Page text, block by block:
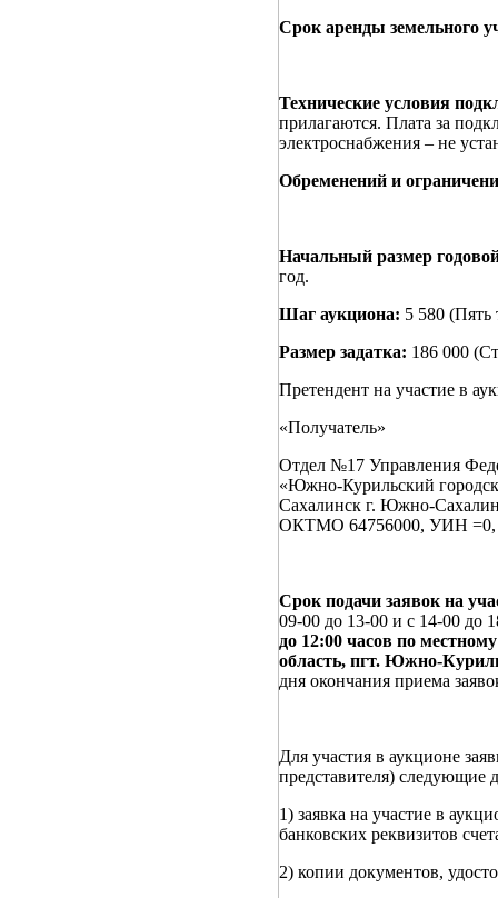
Срок аренды земельного
Технические условия
прилагаются. Плата за
электроснабжения – не
Обременений и
Начальный размер
год.
Шаг аукциона: 5 580 (Пять
Размер задатка: 186 000
Претендент на участие в
«Получатель»
Отдел №17 Управления
«Южно-Курильский
Сахалинск г. Южно-
ОКТМО 64756000, УИН
Срок подачи заявок на
09-00 до 13-00 и с 14-00 до
до 12:00 часов по
область, пгт. Южно-
дня окончания приема
Для участия в аукционе
представителя) следующие
1) заявка на участие в
банковских реквизитов
2) копии документов,